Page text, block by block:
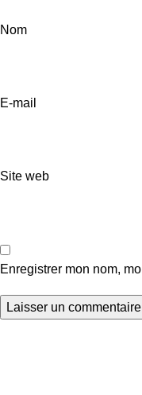
Nom
E-mail
Site web
Enregistrer mon nom,